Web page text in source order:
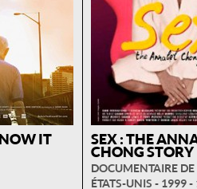
IT SEX : THE
CHONG STORY
DOCUMENTAIRE
ÉTATS-UNIS - 1999